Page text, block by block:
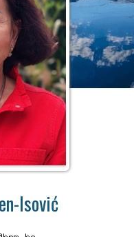
Isović